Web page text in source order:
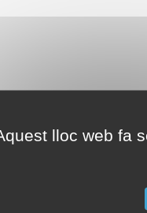
lloc web fa